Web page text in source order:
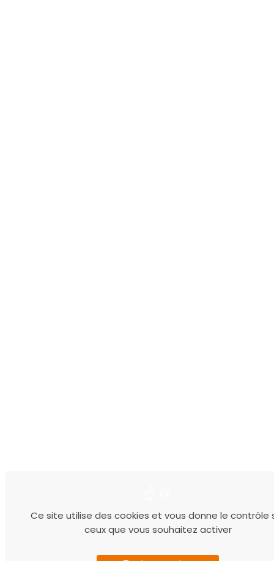
Ce site utilise des cookies et vous donne le contrôle
ceux que vous souhaitez activer